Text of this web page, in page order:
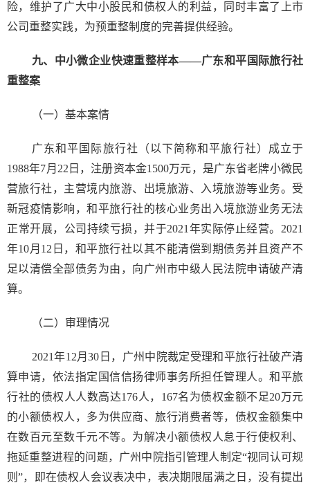
险，维护了广大中小股民和债权人的利益，同时丰富了上市
公司重整实践，为预重整制度的完善提供经验。
九、中小微企业快速重整样本——广东和平国际旅行社
重整案
（一）基本案情
广东和平国际旅行社（以下简称和平旅行社）成立于
1988年7月22日，注册资本金1500万元，是广东省老牌小微民
营旅行社，主营境内旅游、出境旅游、入境旅游等业务。受
新冠疫情影响，和平旅行社的核心业务出入境旅游业务无法
正常开展，公司持续亏损，并于2021年实际停止经营。2021
年10月12日，和平旅行社以其不能清偿到期债务并且资产不
足以清偿全部债务为由，向广州市中级人民法院申请破产清
算。
（二）审理情况
2021年12月30日，广州中院裁定受理和平旅行社破产清
算申请，依法指定国信信扬律师事务所担任管理人。和平旅
行社的债权人人数高达176人，167名为债权金额不足20万元
的小额债权人，多为供应商、旅行消费者等，债权金额集中
在数百元至数千元不等。为解决小额债权人怠于行使权利、
拖延重整进程的问题，广州中院指引管理人制定“视同认可规
则”，即在债权人会议表决中，表决期限届满之日，没有提出